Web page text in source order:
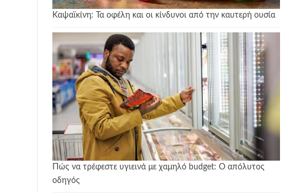
Καψαϊκίνη: Τα οφέλη και οι κίνδυνοι από την καυτερή ουσία
Πώς να τρέφεστε υγιεινά με χαμηλό budget: Ο απόλυτος
οδηγός